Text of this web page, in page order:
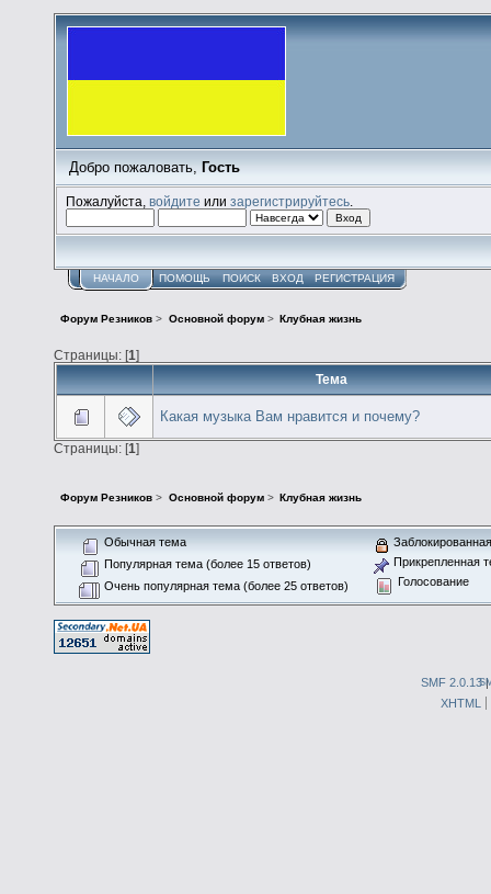
Добро пожаловать, Гость
Пожалуйста,войдите илизарегистрируйтесь
НАЧАЛО ПОМОЩЬ ПОИСК ВХОД РЕГИСТРАЦИЯ
Форум Резников > Основной форум> Клубная жизнь
Страницы: [1]
Тема
Какая музыка Вам нравится и почему?
Страницы: [1]
Форум Резников > Основной форум> Клубная жизнь
Обычная тема
Популярная тема (более 15 ответов)
Очень популярная тема (более 25 ответов)
Прикрепленная
Голосование
SMF 2.0.13|
XHTML